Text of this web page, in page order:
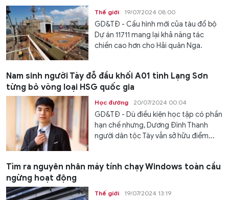
Thế giới 19/07/2024 08:00
GD&TĐ - Cấu hình mới của tàu đổ bộ
Dự án 11711 mang lại khả năng tác
chiến cao hơn cho Hải quân Nga.
Nam sinh người Tày đỗ đầu khối A01 tỉnh Lạng Sơn
từng bỏ vòng loại HSG quốc gia
Học đường 20/07/2024 00:04
GD&TĐ - Dù điều kiện học tập có phần
hạn chế nhưng, Dương Đình Thanh
người dân tộc Tày vẫn sở hữu điểm...
Tìm ra nguyên nhân máy tính chạy Windows toàn cầu
ngừng hoạt động
Thế giới 19/07/2024 13:19